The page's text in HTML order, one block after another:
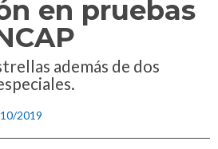
en pruebas
además de dos
2019